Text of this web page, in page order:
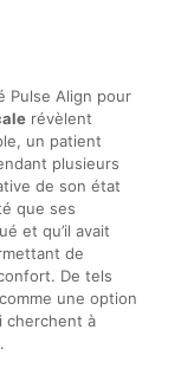
Pulse Align pour
révèlent
un patient
plusieurs
de son état
que ses
et qu’il avait
de
De tels
une option
cherchent à